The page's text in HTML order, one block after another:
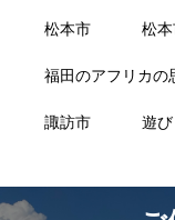
松本市 松
福田のアフリカの
諏訪市 遊び